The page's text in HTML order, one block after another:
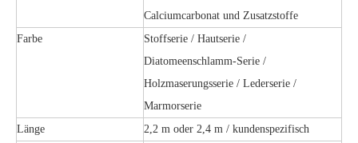
Calciumcarbonat und Zusatzstoffe
Farbe
Stoffserie / Hautserie /
Diatomeenschlamm-Serie /
Holzmaserungsserie / Lederserie /
Marmorserie
Länge
2,2 m oder 2,4 m / kundenspezifisch